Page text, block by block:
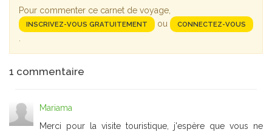
Pour commenter ce carnet de voyage,
INSCRIVEZ-VOUS GRATUITEMENT ou CONNECTEZ-VOUS
1 commentaire
Mariama
Merci pour la visite touristique, j'espère que vous ne